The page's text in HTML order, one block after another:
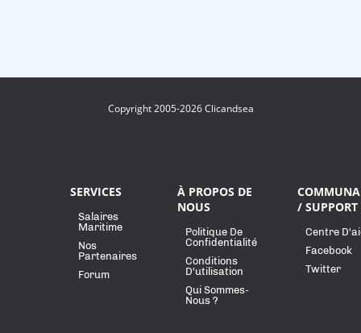
Copyright 2005-2026 Clicandsea
SERVICES
Salaires
Maritime
Nos
Partenaires
Forum
À PROPOS DE
NOUS
Politique De
Confidentialité
Conditions
D'utilisation
Qui Sommes-
Nous ?
/ SUPPORT
Centre
Facebook
Twitter